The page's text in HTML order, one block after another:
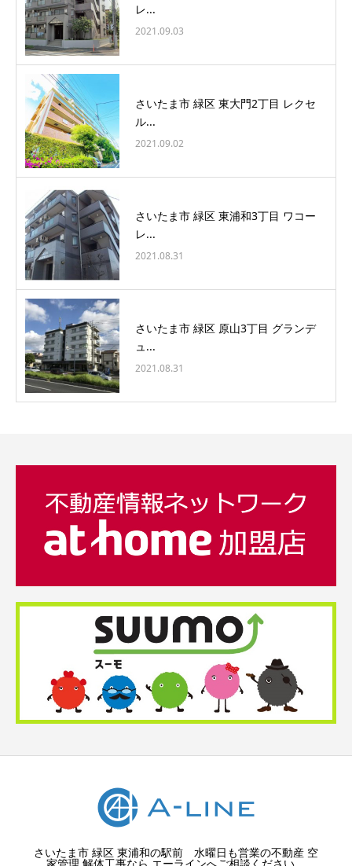
レ...
2021.09.03
さいたま市 緑区 東大門2丁目 レクセ
ル...
2021.09.02
さいたま市 緑区 東浦和3丁目 ワコー
レ...
2021.08.31
さいたま市 緑区 原山3丁目 グランデ
ュ...
2021.08.31
さいたま市 緑区 東浦和の駅前 水曜日も営業の不動産 空